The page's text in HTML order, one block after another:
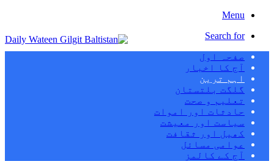
Menu
Search for
صفحہ اول
آج کا اخبار
اہم ترین
گلگت بلتستان
تعلیم و صحت
حادثات اور اموات
سیاست اور معیشت
کھیل اور ثقافت
عوامی مسائل
آج کے کالمز